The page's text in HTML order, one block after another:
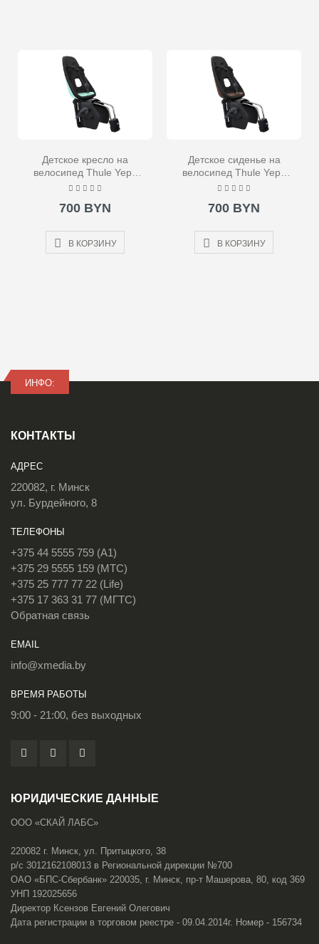
Детское кресло на
велосипед Thule Yepp
Nexxt Maxi Frame
700 BYN
В КОРЗИНУ
Детское сиденье на
велосипед Thule Yepp
Nexxt Maxi Frame
700 BYN
В КОРЗИНУ
ИНФО:
КОНТАКТЫ
АДРЕС
220082, г. Минск
ул. Бурдейного, 8
ТЕЛЕФОНЫ
+375 44 5555 759 (A1)
+375 29 5555 159 (МТС)
+375 25 777 77 22 (Life)
+375 17 363 31 77 (МГТС)
Обратная связь
EMAIL
info@xmedia.by
ВРЕМЯ РАБОТЫ
9:00 - 21:00, без выходных
ЮРИДИЧЕСКИЕ ДАННЫЕ
ООО «СКАЙ ЛАБС»
220082 г. Минск, ул. Притыцкого, 38
р/с 3012162108013 в Региональной дирекции №700
ОАО «БПС-Сбербанк» 220035, г. Минск, пр-т Машерова, 80, код 369
УНП 192025656
Директор Ксензов Евгений Олегович
Дата регистрации в торговом реестре - 09.04.2014г. Номер - 156734